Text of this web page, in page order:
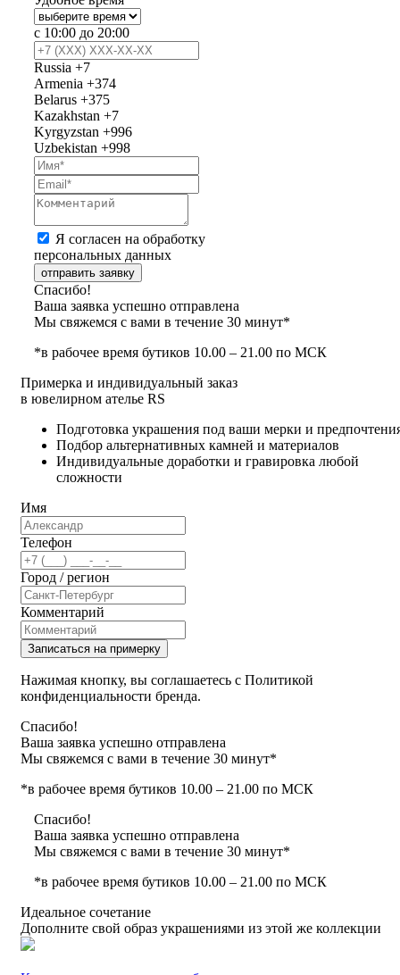
с 10:00 до 20:00
Russia +7
Armenia +374
Belarus +375
Kazakhstan +7
Kyrgyzstan +996
Uzbekistan +998
Я согласен на обработку
персональных данных
отправить заявку
Спасибо!
Ваша заявка успешно отправлена
Мы свяжемся с вами в течение 30 минут*
*в рабочее время бутиков 10.00 – 21.00 по МСК
Примерка и индивидуальный заказ
в ювелирном ателье RS
Подготовка украшения под ваши мерки и
Подбор альтернативных камней и материалов
Индивидуальные доработки и гравировка любой
сложности
Имя
Телефон
Город / регион
Комментарий
Записаться на примерку
Нажимая кнопку, вы соглашаетесь с Политикой
конфиденциальности бренда.
Спасибо!
Ваша заявка успешно отправлена
Мы свяжемся с вами в течение 30 минут*
*в рабочее время бутиков 10.00 – 21.00 по МСК
Спасибо!
Ваша заявка успешно отправлена
Мы свяжемся с вами в течение 30 минут*
*в рабочее время бутиков 10.00 – 21.00 по МСК
Идеальное сочетание
Дополните свой образ украшениями из этой же коллекции